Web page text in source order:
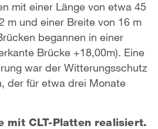
mit einer Länge von etwa 45
m und einer Breite von 16 m
begannen in einer
Brücke +18,00m). Eine
war der Witterungsschutz
der für etwa drei Monate
mit CLT-Platten realisiert.